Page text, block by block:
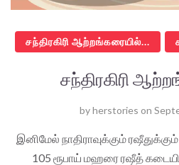
சந்திரகிரி ஆற்றங்கரையில்...
சந்திரகிரி
byherstories on
இனிமேல் நாதிராவுக்கும்
105 ரூபாய் மஹரை ரஷீத்